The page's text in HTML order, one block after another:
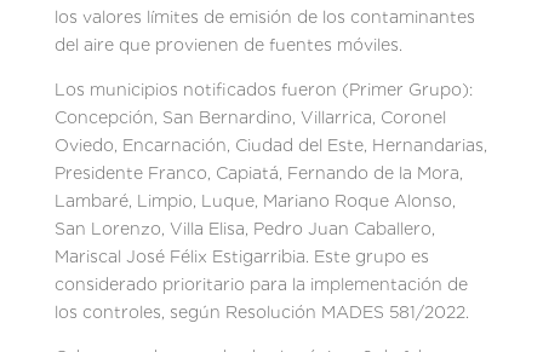
los valores límites de emisión de los contaminantes
del aire que provienen de fuentes móviles.
Los municipios notificados fueron (Primer Grupo):
Concepción, San Bernardino, Villarrica, Coronel
Oviedo, Encarnación, Ciudad del Este, Hernandarias,
Presidente Franco, Capiatá, Fernando de la Mora,
Lambaré, Limpio, Luque, Mariano Roque Alonso,
San Lorenzo, Villa Elisa, Pedro Juan Caballero,
Mariscal José Félix Estigarribia. Este grupo es
considerado prioritario para la implementación de
los controles, según Resolución MADES 581/2022.